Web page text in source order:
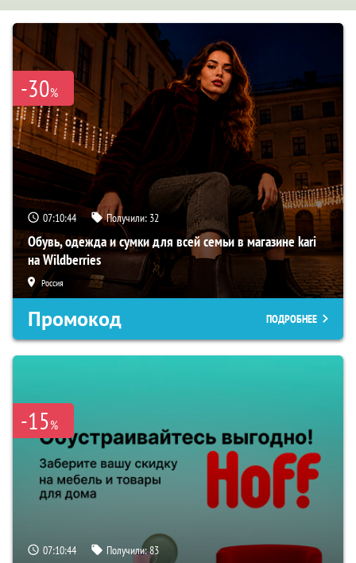
-30%
07:10:43 Получили: 32
Обувь, одежда и сумки для всей семьи в магазине kari
на Wildberries
Россия
Промокод ПОДРОБНЕЕ
-15%
07:10:43 Получили:83